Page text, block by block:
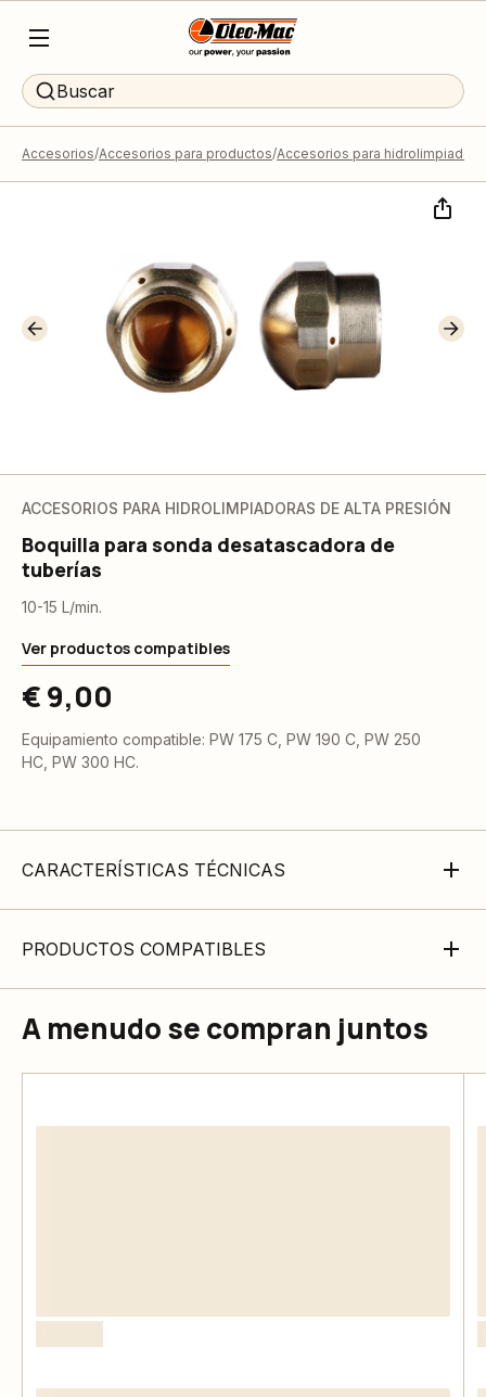
Buscar
Accesorios Accesorios para productos Accesorios para
ACCESORIOS PARA HIDROLIMPIADORAS DE ALTA PRESIÓN
Boquilla para sonda desatascadora de
tuberías
10-15 L/min.
Ver productos compatibles
€ 9,00
Equipamiento compatible: PW 175 C, PW 190 C, PW 250
HC, PW 300 HC.
CARACTERÍSTICAS TÉCNICAS
PRODUCTOS COMPATIBLES
A menudo se compran juntos